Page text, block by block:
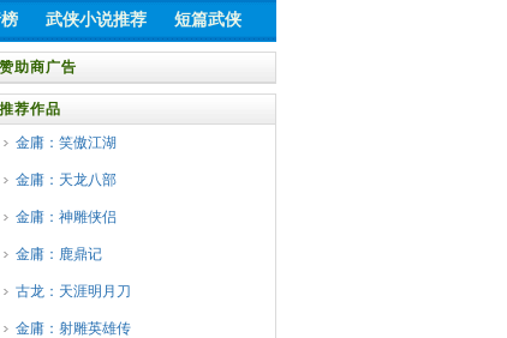
武侠小说推荐 短篇武侠
赞助商广告
推荐作品
金庸：笑傲江湖
金庸：天龙八部
金庸：神雕侠侣
金庸：鹿鼎记
古龙：天涯明月刀
金庸：射雕英雄传